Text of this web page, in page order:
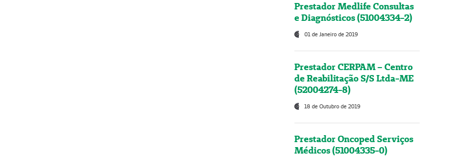
Prestador Medlife Consultas
e Diagnósticos (51004334-2)
01 de Janeiro de 2019
Prestador CERPAM – Centro
de Reabilitação S/S Ltda-ME
(52004274-8)
18 de Outubro de 2019
Prestador Oncoped Serviços
Médicos (51004335-0)